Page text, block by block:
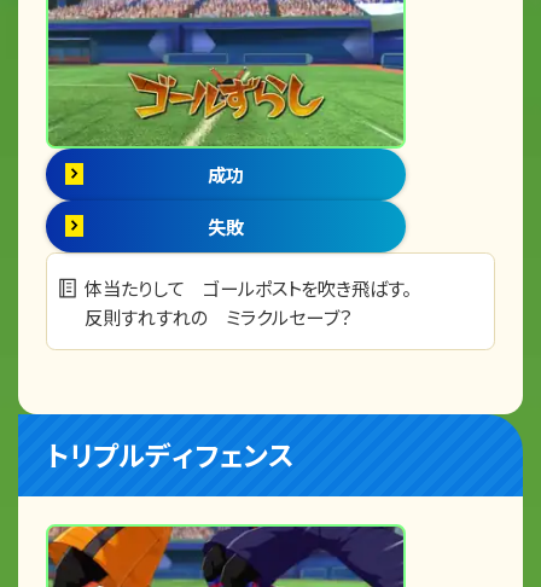
成功
失敗
体当たりして ゴールポストを吹き飛ばす。
反則すれすれの ミラクルセーブ？
トリプルディフェンス